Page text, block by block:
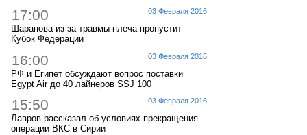
03 Февраля 2016
17:00
Шарапова из-за травмы плеча пропустит
Кубок Федерации
03 Февраля 2016
16:00
РФ и Египет обсуждают вопрос поставки
Egypt Air до 40 лайнеров SSJ 100
03 Февраля 2016
15:50
Лавров рассказал об условиях прекращения
операции ВКС в Сирии